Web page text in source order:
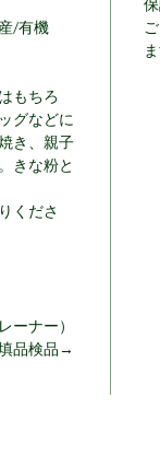
/有機
もちろ
グなどに
き、親子
きな粉と
くださ
ナー）
品検品→